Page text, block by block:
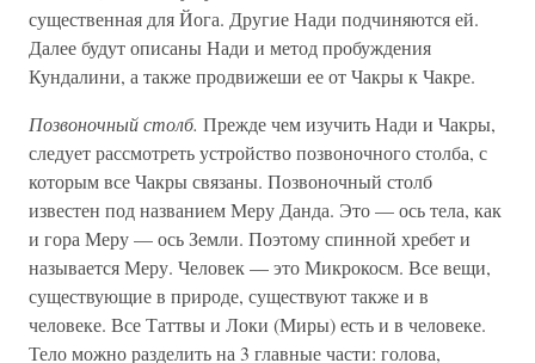
существенная для Йога. Другие Нади подчиняются ей.
Далее будут описаны Нади и метод пробуждения
Кундалини, а также продвижеши ее от Чакры к Чакре.
Позвоночный столб. Прежде чем изучить Нади и Чакры,
следует рассмотреть устройство позвоночного столба, с
которым все Чакры связаны. Позвоночный столб
известен под названием Меру Данда. Это — ось тела, как
и гора Меру — ось Земли. Поэтому спинной хребет и
называется Меру. Человек — это Микрокосм. Все вещи,
существующие в природе, существуют также и в
человеке. Все Таттвы и Локи (Миры) есть и в человеке.
Тело можно разделить на 3 главные части: голова,